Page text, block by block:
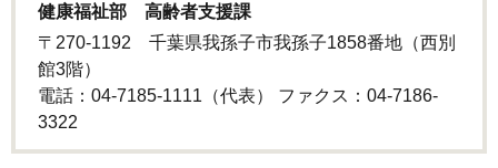
健康福祉部 高齢者支援課
〒270-1192 千葉県我孫子市我孫子1858番地（西別
館3階）
電話：04-7185-1111（代表） ファクス：04-7186-
3322